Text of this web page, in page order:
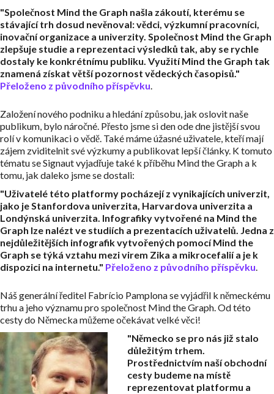
"Společnost Mind the Graph našla zákoutí, kterému se
stávající trh dosud nevěnoval: vědci, výzkumní pracovníci,
inovační organizace a univerzity. Společnost Mind the Graph
zlepšuje studie a reprezentaci výsledků tak, aby se rychle
dostaly ke konkrétnímu publiku. Využití Mind the Graph tak
znamená získat větší pozornost vědeckých časopisů."
Přeloženo z původního příspěvku.
Založení nového podniku a hledání způsobu, jak oslovit naše
publikum, bylo náročné. Přesto jsme si den ode dne jistější svou
rolí v komunikaci o vědě. Také máme úžasné uživatele, kteří mají
zájem zviditelnit své výzkumy a publikovat lepší články. K tomuto
tématu se Signaut vyjadřuje také k příběhu Mind the Graph a k
tomu, jak daleko jsme se dostali:
"Uživatelé této platformy pocházejí z vynikajících univerzit,
jako je Stanfordova univerzita, Harvardova univerzita a
Londýnská univerzita. Infografiky vytvořené na Mind the
Graph lze nalézt ve studiích a prezentacích uživatelů. Jedna z
nejdůležitějších infografik vytvořených pomocí Mind the
Graph se týká vztahu mezi virem Zika a mikrocefalií a je k
dispozici na internetu." Přeloženo z původního příspěvku.
Náš generální ředitel Fabrício Pamplona se vyjádřil k německému
trhu a jeho významu pro společnost Mind the Graph. Od této
cesty do Německa můžeme očekávat velké věci!
"Německo se pro nás již stalo
důležitým trhem.
Prostřednictvím naší obchodní
cesty budeme na místě
reprezentovat platformu a